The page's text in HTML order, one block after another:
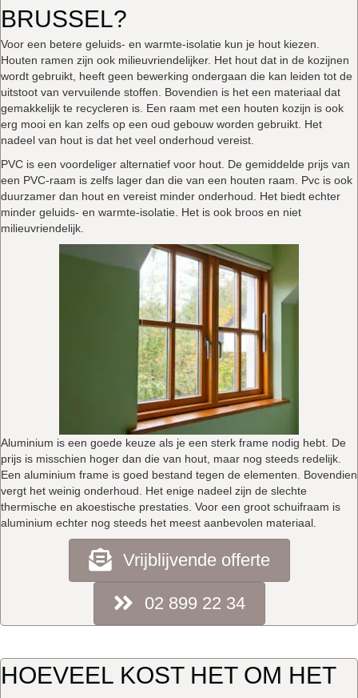
BRUSSEL?
Voor een betere geluids- en warmte-isolatie kun je hout kiezen.
Houten ramen zijn ook milieuvriendelijker. Het hout dat in de kozijnen
wordt gebruikt, heeft geen bewerking ondergaan die kan leiden tot de
uitstoot van vervuilende stoffen. Bovendien is het een materiaal dat
gemakkelijk te recycleren is. Een raam met een houten kozijn is ook
erg mooi en kan zelfs op een oud gebouw worden gebruikt. Het
nadeel van hout is dat het veel onderhoud vereist.
PVC is een voordeliger alternatief voor hout. De gemiddelde prijs van
een PVC-raam is zelfs lager dan die van een houten raam. Pvc is ook
duurzamer dan hout en vereist minder onderhoud. Het biedt echter
minder geluids- en warmte-isolatie. Het is ook broos en niet
milieuvriendelijk.
Aluminium is een goede keuze als je een sterk frame nodig hebt. De
prijs is misschien hoger dan die van hout, maar nog steeds redelijk.
Een aluminium frame is goed bestand tegen de elementen. Bovendien
vergt het weinig onderhoud. Het enige nadeel zijn de slechte
thermische en akoestische prestaties. Voor een groot schuifraam is
aluminium echter nog steeds het meest aanbevolen materiaal.
Vrijblijvende offerte
02 899 22 34
HOEVEEL KOST HET OM HET